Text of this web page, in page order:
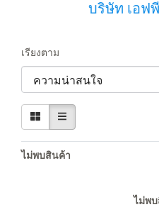
บริษัท เอฟ
เรียงตาม
ไม่พบสินค้า
ไม่พ